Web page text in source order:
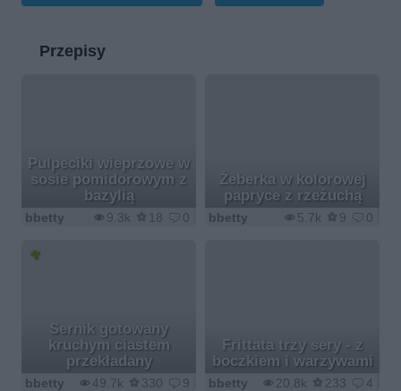
Przepisy
Pulpeciki wieprzowe w
sosie pomidorowym z
bazylią
9.3k 18 0
bbetty
Żeberka w kolorowej
papryce z rzeżuchą
5.7k 9 0
bbetty
Sernik gotowany
kruchym ciastem
przekładany
49.7k 330 9
bbetty
Frittata trzy sery - z
boczkiem i warzywami
20.8k 233 4
bbetty